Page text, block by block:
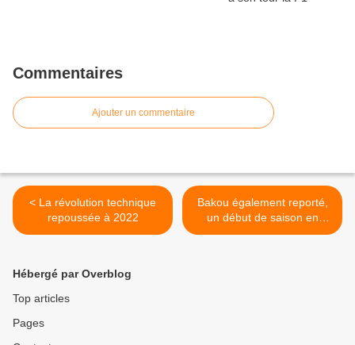
Commentaires
Ajouter un commentaire
< La révolution technique
repoussée à 2022
Bakou également reporté,
un début de saison en
France ? >
Hébergé par Overblog
Top articles
Pages